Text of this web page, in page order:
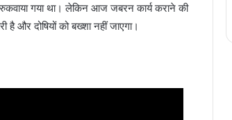
रुकवाया गया था। लेकिन आज जबरन कार्य कराने की
और दोषियों को बख्शा नहीं जाएगा।